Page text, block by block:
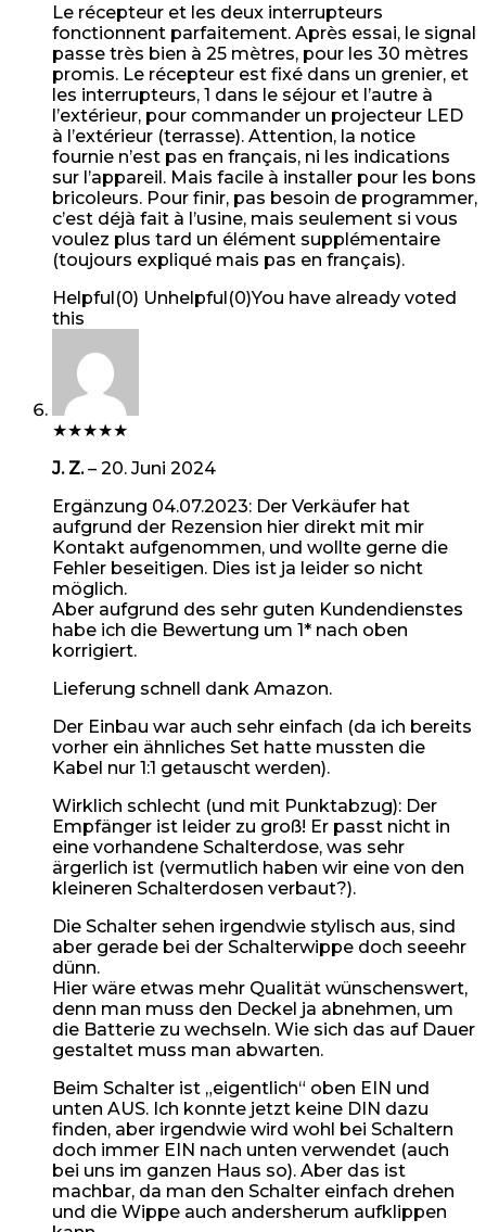
Le récepteur et les deux interrupteurs
fonctionnent parfaitement. Après essai, le signal
passe très bien à 25 mètres, pour les 30 mètres
promis. Le récepteur est fixé dans un grenier, et
les interrupteurs, 1 dans le séjour et l’autre à
l’extérieur, pour commander un projecteur LED
à l’extérieur (terrasse). Attention, la notice
fournie n’est pas en français, ni les indications
sur l’appareil. Mais facile à installer pour les bons
bricoleurs. Pour finir, pas besoin de programmer,
c’est déjà fait à l’usine, mais seulement si vous
voulez plus tard un élément supplémentaire
(toujours expliqué mais pas en français).
Helpful(0) Unhelpful(0)You have already voted
this
★★★★★
J. Z.– 20. Juni 2024
Ergänzung 04.07.2023: Der Verkäufer hat
aufgrund der Rezension hier direkt mit mir
Kontakt aufgenommen, und wollte gerne die
Fehler beseitigen. Dies ist ja leider so nicht
möglich.
Aber aufgrund des sehr guten Kundendienstes
habe ich die Bewertung um 1* nach oben
korrigiert.
Lieferung schnell dank Amazon.
Der Einbau war auch sehr einfach (da ich bereits
vorher ein ähnliches Set hatte mussten die
Kabel nur 1:1 getauscht werden).
Wirklich schlecht (und mit Punktabzug): Der
Empfänger ist leider zu groß! Er passt nicht in
eine vorhandene Schalterdose, was sehr
ärgerlich ist (vermutlich haben wir eine von den
kleineren Schalterdosen verbaut?).
Die Schalter sehen irgendwie stylisch aus, sind
aber gerade bei der Schalterwippe doch seeehr
dünn.
Hier wäre etwas mehr Qualität wünschenswert,
denn man muss den Deckel ja abnehmen, um
die Batterie zu wechseln. Wie sich das auf Dauer
gestaltet muss man abwarten.
Beim Schalter ist „eigentlich“ oben EIN und
unten AUS. Ich konnte jetzt keine DIN dazu
finden, aber irgendwie wird wohl bei Schaltern
doch immer EIN nach unten verwendet (auch
bei uns im ganzen Haus so). Aber das ist
machbar, da man den Schalter einfach drehen
und die Wippe auch andersherum aufklippen